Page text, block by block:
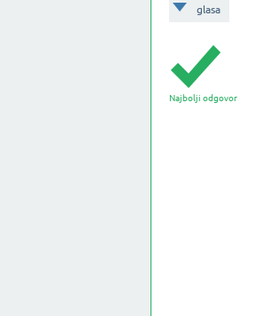
glasa
Najbolji odgovor